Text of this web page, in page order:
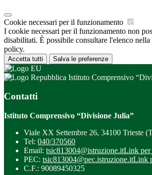
Cookie necessari per il funzionamento
I cookie necessari per il funzionamento non
disabilitati. È possibile consultare l'elenco
policy.
Accetta tutti Salva le preferenze
Istituto Comprensivo
Contatti
Istituto Comprensivo “Divisione Julia”
Viale XX Settembre 26, 34100 Trieste
Tel: 040/370560
Email: tsic813004@istruzione.itLink per
PEC: tsic813004@pec.istruzione.itLink
C.F.: 90089450325